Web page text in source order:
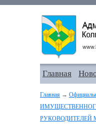
Главная
Главная →